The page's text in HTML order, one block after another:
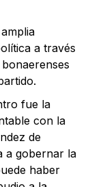
a través
fue la
con la
de
a gobernar la
haber